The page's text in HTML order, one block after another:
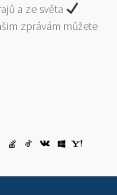
a ze světa
zprávám můžete